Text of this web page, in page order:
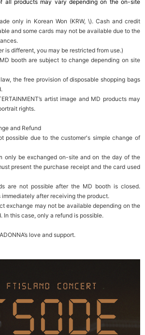
all products may vary depending on the on-site
only in Korean Won (KRW, \). Cash and credit
and some cards may not be available due to the
is different, you may be restricted from use.)
booth are subject to change depending on site
the free provision of disposable shopping bags
’s artist image and MD products may
rights.
and Refund
possible due to the customer's simple change of
only be exchanged on-site and on the day of the
present the purchase receipt and the card used
are not possible after the MD booth is closed.
after receiving the product.
exchange may not be available depending on the
In this case, only a refund is possible.
’s love and support.